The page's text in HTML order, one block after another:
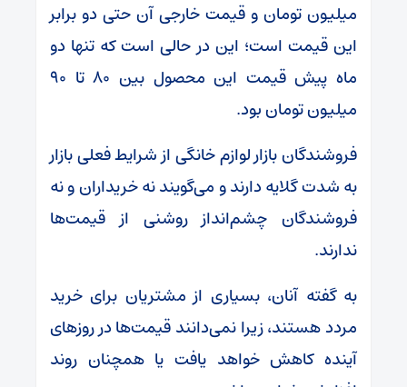
میلیون تومان و قیمت خارجی آن حتی دو برابر
این قیمت است؛ این در حالی است که تنها دو
ماه پیش قیمت این محصول بین ۸۰ تا ۹۰
میلیون تومان بود.
فروشندگان بازار لوازم خانگی از شرایط فعلی بازار
به شدت گلایه دارند و می‌گویند نه خریداران و نه
فروشندگان چشم‌انداز روشنی از قیمت‌ها
ندارند.
به گفته آنان، بسیاری از مشتریان برای خرید
مردد هستند، زیرا نمی‌دانند قیمت‌ها در روز‌های
آینده کاهش خواهد یافت یا همچنان روند